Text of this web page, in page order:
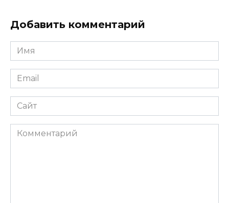
Добавить комментарий
Имя
*
Email
*
Сайт
Комментарий